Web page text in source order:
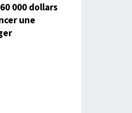
000 dollars
une